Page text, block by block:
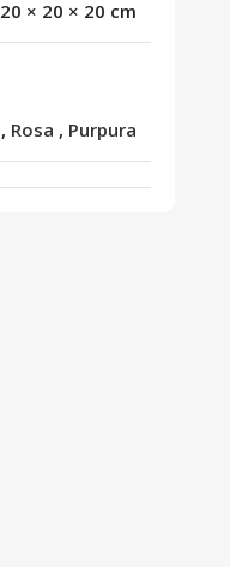
20 × 20 × 20 cm
, Rosa , Purpura